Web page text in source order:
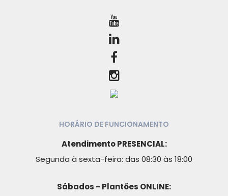
HORÁRIO DE FUNCIONAMENTO
Atendimento PRESENCIAL:
Segunda à sexta-feira: das 08:30 às 18:00
Sábados - Plantões ONLINE: